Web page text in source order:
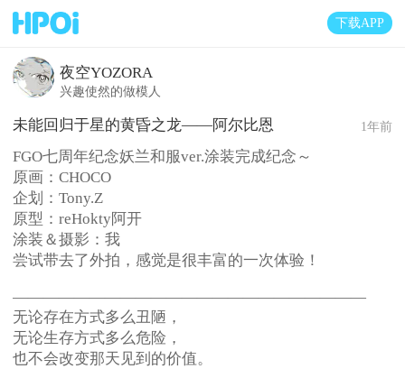
下载APP
夜空YOZORA
兴趣使然的做模人
未能回归于星的黄昏之龙——阿尔比恩 1年前
FGO七周年纪念妖兰和服ver.涂装完成纪念～
原画：CHOCO
企划：Tony.Z
原型：reHokty阿开
涂装＆摄影：我
尝试带去了外拍，感觉是很丰富的一次体验！
———————————————————————
无论存在方式多么丑陋，
无论生存方式多么危险，
也不会改变那天见到的价值。